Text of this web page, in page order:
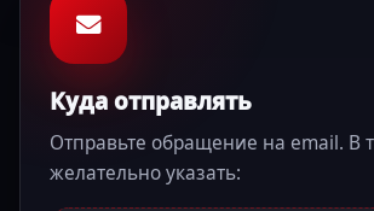
Куда отправлять
Отправьте обращение на email. В
желательно указать: